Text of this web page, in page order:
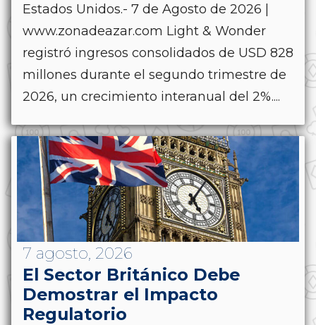
Estados Unidos.- 7 de Agosto de 2026 |
www.zonadeazar.com Light & Wonder
registró ingresos consolidados de USD 828
millones durante el segundo trimestre de
2026, un crecimiento interanual del 2%....
7 agosto, 2026
El Sector Británico Debe
Demostrar el Impacto
Regulatorio